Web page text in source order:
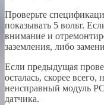
Проверьте
показывать 5 вольт.
внимание и
заземления, либо
Если предыдущая
осталась, скорее
неисправный модуль
датчика.